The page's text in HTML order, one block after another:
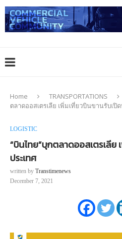
Home TRANSPORTATIONS
ตลาดออสเตรเลีย เพิ่มเที่ยวบินขานรับเปิ
LOGISTIC
“บินไทย”บุกตลาดออสเตรเลีย
ประเทศ
written by Transtimenews
December 7, 2021